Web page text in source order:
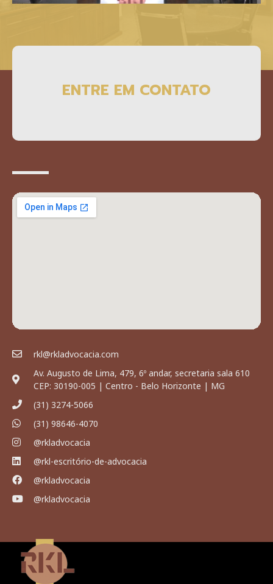
ENTRE EM CONTATO
rkl@rkladvocacia.com
Av. Augusto de Lima, 479, 6º andar, secretaria sala 610
CEP: 30190-005 | Centro - Belo Horizonte | MG
(31) 3274-5066
(31) 98646-4070
@rkladvocacia
@rkl-escritório-de-advocacia
@rkladvocacia
@rkladvocacia